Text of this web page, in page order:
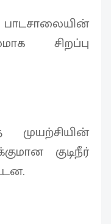
சிறப்பு
குடிநீர்